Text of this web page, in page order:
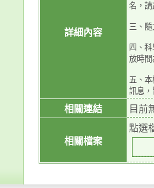
詳細內容
名，請
三、
四、
放時間
五、
訊息
相關連結 目前
相關檔案
點選